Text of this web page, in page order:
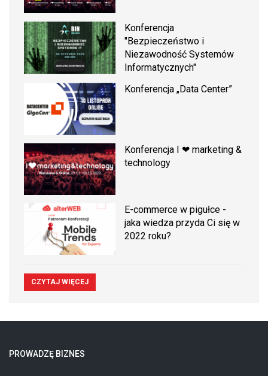
Konferencja
"Bezpieczeństwo i
Niezawodność Systemów
Informatycznych"
Konferencja „Data Center”
Konferencja I ❤ marketing &
technology
E-commerce w pigułce -
jaka wiedza przyda Ci się w
2022 roku?
CZYTAJ WIĘCEJ
PROWADZĘ BIZNES